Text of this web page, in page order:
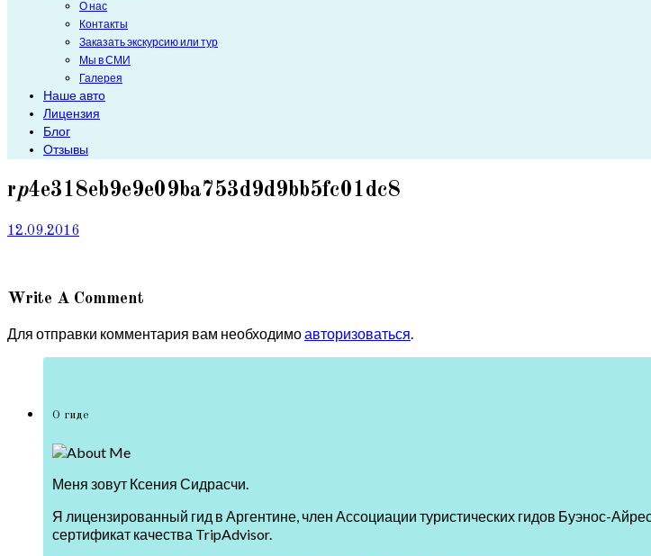
О нас
Контакты
Заказать экскурсию или тур
Мы в СМИ
Галерея
Наше авто
Лицензия
Блог
Отзывы
rp4e318eb9e9e09ba753d9d9bb5fc01dc8
12.09.2016
Write A Comment
Для отправки комментария вам необходимоавторизоваться.
О гиде
Меня зовут Ксения Сидрасчи.
Я лицензированный гид в Аргентине, член Ассоциации туристических гидов Буэнос-
сертификат качества TripAdvisor.